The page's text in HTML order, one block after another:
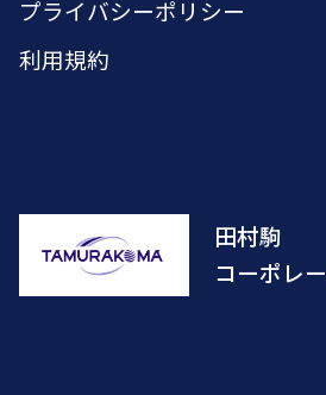
プライバシーポリシー
利用規約
田村駒
コーポレ